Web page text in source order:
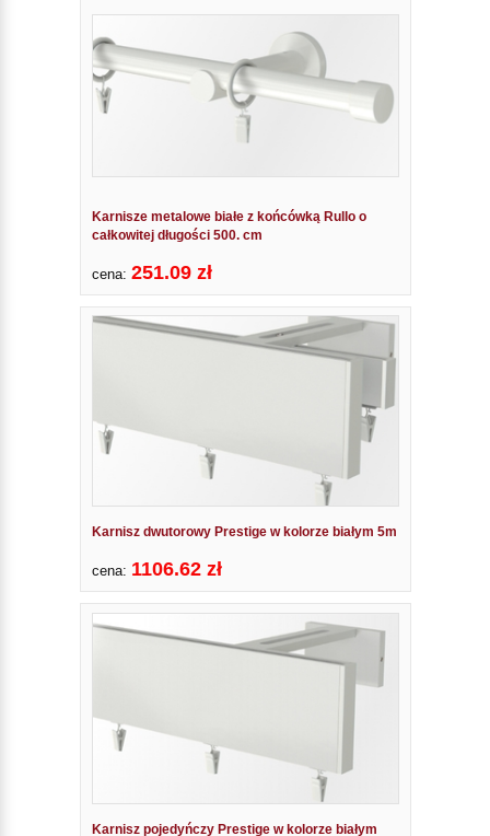
Karnisze metalowe białe z końcówką Rullo o
całkowitej długości 500. cm
cena: 251.09 zł
Karnisz dwutorowy Prestige w kolorze białym 5m
cena: 1106.62 zł
Karnisz pojedyńczy Prestige w kolorze białym